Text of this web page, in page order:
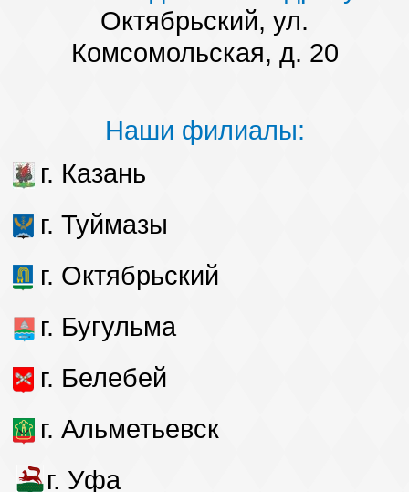
Октябрьский, ул.
Комсомольская, д. 20
Наши филиалы:
г. Казань
г. Туймазы
г. Октябрьский
г. Бугульма
г. Белебей
г. Альметьевск
г. Уфа